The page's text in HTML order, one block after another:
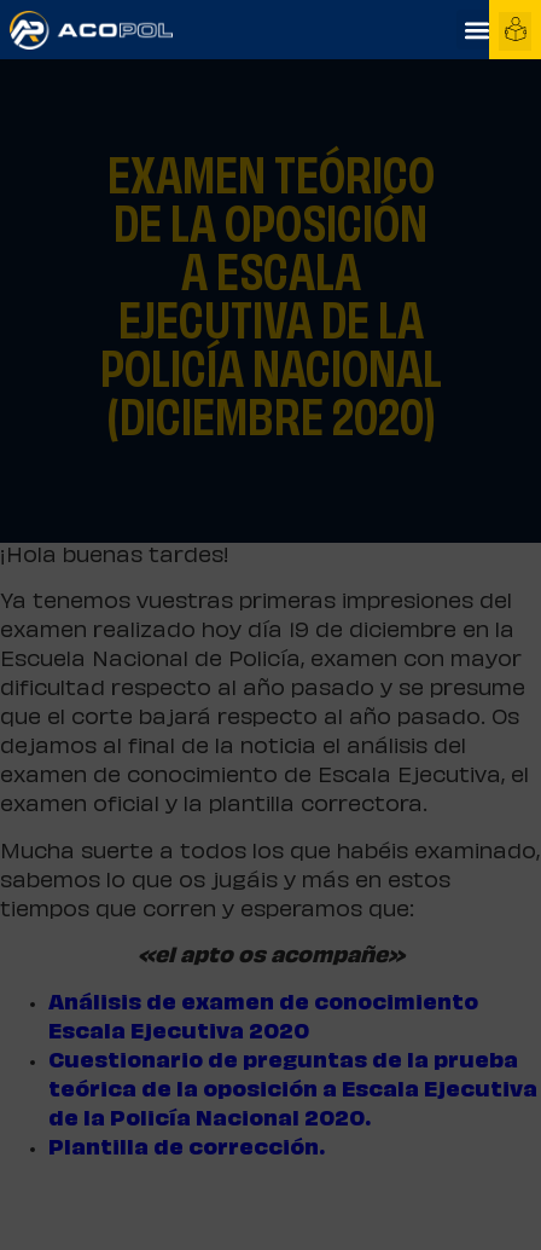
EXAMEN TEÓRICO
DE LA OPOSICIÓN
A ESCALA
EJECUTIVA DE LA
POLICÍA NACIONAL
(DICIEMBRE 2020)
¡Hola buenas tardes!
Ya tenemos vuestras primeras impresiones del
examen realizado hoy día 19 de diciembre en la
Escuela Nacional de Policía, examen con mayor
dificultad respecto al año pasado y se presume
que el corte bajará respecto al año pasado. Os
dejamos al final de la noticia el análisis del
examen de conocimiento de Escala Ejecutiva, el
examen oficial y la plantilla correctora.
Mucha suerte a todos los que habéis examinado,
sabemos lo que os jugáis y más en estos
tiempos que corren y esperamos que:
«el apto os acompañe»
Análisis de examen de conocimiento
Escala Ejecutiva 2020
Cuestionario de preguntas de la prueba
teórica de la oposición a Escala Ejecutiva
de la Policía Nacional 2020.
Plantilla de corrección.